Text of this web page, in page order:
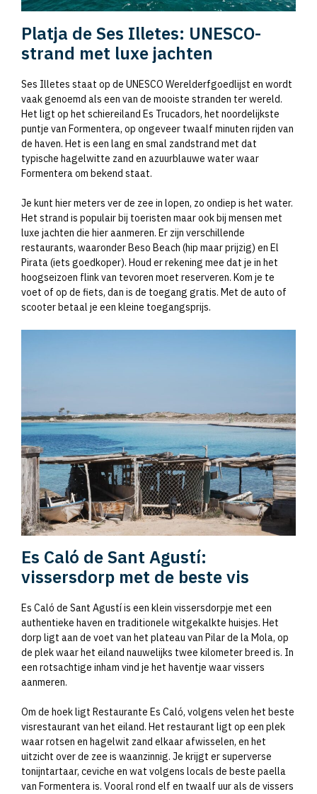
Platja de Ses Illetes: UNESCO-
strand met luxe jachten
Ses Illetes staat op de UNESCO Werelderfgoedlijst en wordt
vaak genoemd als een van de mooiste stranden ter wereld.
Het ligt op het schiereiland Es Trucadors, het noordelijkste
puntje van Formentera, op ongeveer twaalf minuten rijden van
de haven. Het is een lang en smal zandstrand met dat
typische hagelwitte zand en azuurblauwe water waar
Formentera om bekend staat.
Je kunt hier meters ver de zee in lopen, zo ondiep is het water.
Het strand is populair bij toeristen maar ook bij mensen met
luxe jachten die hier aanmeren. Er zijn verschillende
restaurants, waaronder Beso Beach (hip maar prijzig) en El
Pirata (iets goedkoper). Houd er rekening mee dat je in het
hoogseizoen flink van tevoren moet reserveren. Kom je te
voet of op de fiets, dan is de toegang gratis. Met de auto of
scooter betaal je een kleine toegangsprijs.
Es Caló de Sant Agustí:
vissersdorp met de beste vis
Es Caló de Sant Agustí is een klein vissersdorpje met een
authentieke haven en traditionele witgekalkte huisjes. Het
dorp ligt aan de voet van het plateau van Pilar de la Mola, op
de plek waar het eiland nauwelijks twee kilometer breed is. In
een rotsachtige inham vind je het haventje waar vissers
aanmeren.
Om de hoek ligt Restaurante Es Caló, volgens velen het beste
visrestaurant van het eiland. Het restaurant ligt op een plek
waar rotsen en hagelwit zand elkaar afwisselen, en het
uitzicht over de zee is waanzinnig. Je krijgt er superverse
tonijntartaar, ceviche en wat volgens locals de beste paella
van Formentera is. Vooral rond elf en twaalf uur als de vissers